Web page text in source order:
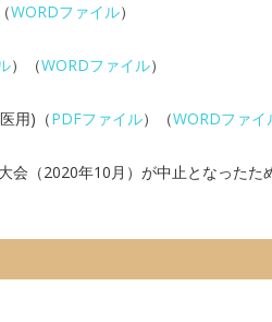
WORDファイル）
）（WORDファイル）
用)（PDFファイル）（WORDファイ
会（2020年10月）が中止となった